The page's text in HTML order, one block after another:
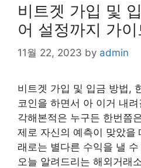
비트겟 가입 및
어 설정까지 가이
11월 22, 2023 by admin
비트겟 가입 및 입금 방법,
코인을 하면서 아 이거 내
각해본적은 누구든 한번쯤
제로 자신의 예측이 맞았을
래로는 별다른 수익을 낼
오늘 알려드리는 해외거래